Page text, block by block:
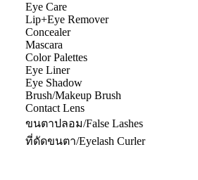
Eye Care
Lip+Eye Remover
Concealer
Mascara
Color Palettes
Eye Liner
Eye Shadow
Brush/Makeup Brush
Contact Lens
ขนตาปลอม/False Lashes
ที่ดัดขนตา/Eyelash Curler